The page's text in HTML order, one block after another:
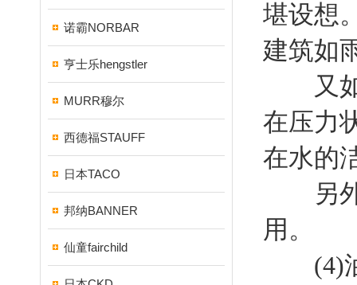
诺霸NORBAR
亨士乐hengstler
MURR穆尔
西德福STAUFF
日本TACO
邦纳BANNER
仙童fairchild
堪设想
建筑如
又如
在压力
在水的
另外
用。
(4)油